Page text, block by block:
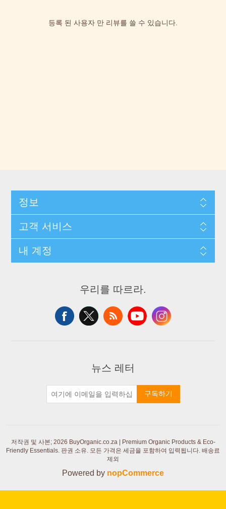
등록 된 사용자 만 리뷰를 쓸 수 있습니다.
정보
고객 서비스
내 계정
우리를 따르라.
뉴스 레터
구독하기
저작권 및 사본; 2026 BuyOrganic.co.za | Premium Organic Products & Eco-
Friendly Essentials. 판권 소유. 모든 가격은 세금을 포함하여 입력됩니다. 배송료
제외
Powered by nopCommerce